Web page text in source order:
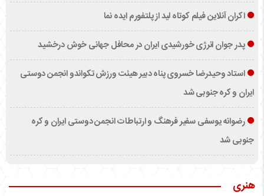
اکران آنلاین فیلم کوتاه لید از پلتفورم ایده نما
پدر جوان انرژی خورشیدی ایران در محافل جهانی خوش درخشید
استاد وحیدرضا خسروی پناه دبیر هیئت ورزش تکواندو انجمن دوستی
ایران و کره جنوبی شد
رضوانه یوسفی سفیر فرهنگ و ارتباطات انجمن دوستی ایران و کره
جنوبی شد
هنری